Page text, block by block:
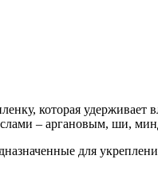
которая удерживает
– аргановым, ши,
для